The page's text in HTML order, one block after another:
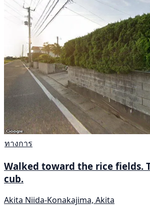
ทางการ
Walked toward the rice fields.
cub.
Akita Niida-Konakajima, Akita